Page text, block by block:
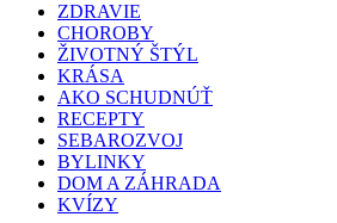
ZDRAVIE
CHOROBY
ŽIVOTNÝ ŠTÝL
KRÁSA
AKO SCHUDNÚŤ
RECEPTY
SEBAROZVOJ
BYLINKY
DOM A ZÁHRADA
KVÍZY